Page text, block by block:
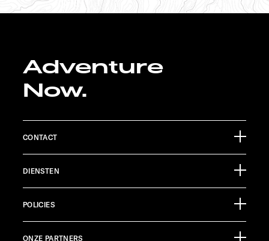
Adventure
Now.
CONTACT
Ölmühlestraße 6
88299 Leutkirch
Germany
KLANTENSERVICE
DIENSTEN
Informatiemateriaal
POLICIES
ONZE PARTNERS